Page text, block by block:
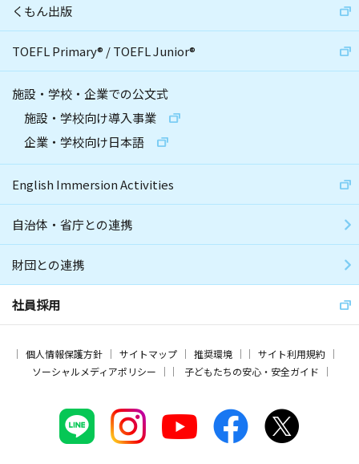
くもん出版
TOEFL Primary® /TOEFL Junior®
施設・学校・企業での公文式
施設・学校向け導入事業
企業・学校向け日本語
English Immersion Activities
自治体・省庁との連携
財団との連携
社員採用
個人情報保護方針 サイトマップ 推奨環境
サイト利用規約
ソーシャルメディアポリシー
子どもたちの安心・安全ガイド